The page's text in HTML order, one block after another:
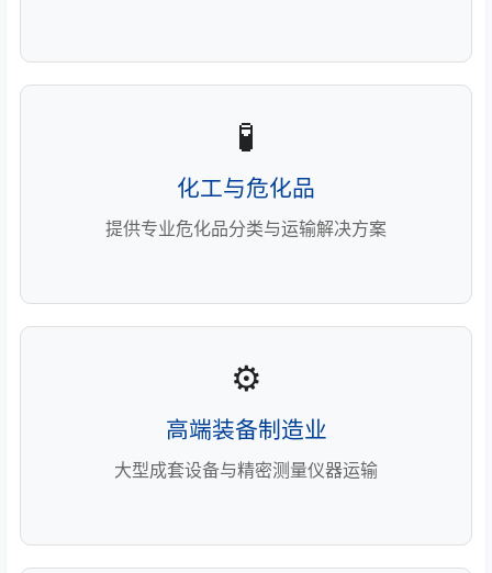
🧪
化工与危化品
提供专业危化品分类与运输解决方案
⚙️
高端装备制造业
大型成套设备与精密测量仪器运输